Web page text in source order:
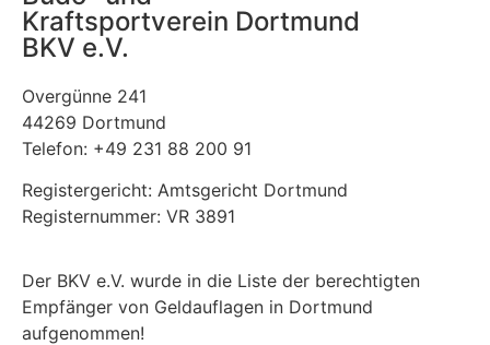
Kraftsportverein Dortmund
BKV e.V.
Overgünne 241
44269 Dortmund
Telefon: +49 231 88 200 91
Registergericht: Amtsgericht Dortmund
Registernummer: VR 3891
Der BKV e.V. wurde in die Liste der berechtigten
Empfänger von Geldauflagen in Dortmund
aufgenommen!